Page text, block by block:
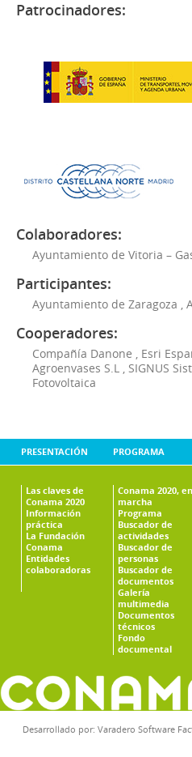
Patrocinadores:
Colaboradores:
Ayuntamiento de Vitoria –
Participantes:
Ayuntamiento de Zaragoza
Cooperadores:
Compañía Danone Esri
Agroenvases S.L
SIGNUS
Fotovoltaica
PRESENTACIÓN
Las claves de
Conama 2020
Información
práctica
La Fundación
Conama
Entidades
colaboradoras
PROGRAMA
Conama 2020, en
marcha
Programa
Buscador de
actividades
Buscador de
personas
Buscador de
documentos
Galería
multimedia
Documentos
técnicos
Fondo
documental
Desarrollado por: Varadero Software